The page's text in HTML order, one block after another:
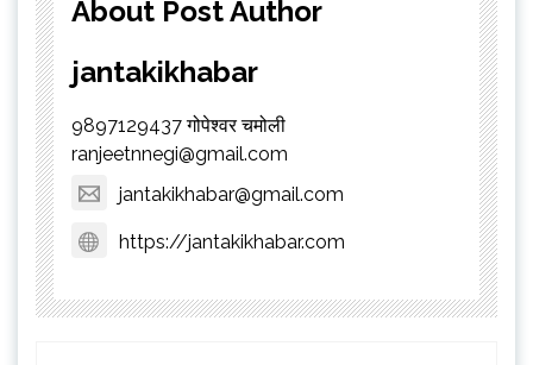
About Post Author
jantakikhabar
9897129437 गोपेश्वर चमोली
ranjeetnnegi@gmail.com
jantakikhabar@gmail.com
https://jantakikhabar.com